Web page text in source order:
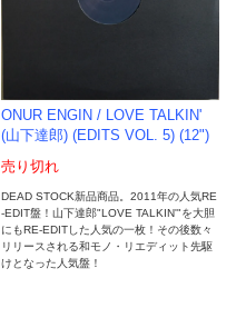
ONUR ENGIN / LOVE TALKIN'
(山下達郎) (EDITS VOL. 5) (12")
売り切れ
DEAD STOCK新品商品。2011年の人気RE
-EDIT盤！山下達郎"LOVE TALKIN'"を大胆
にもRE-EDITした人気の一枚！その後数々
リリースされる和モノ・リエディット先駆
けとなった人気盤！